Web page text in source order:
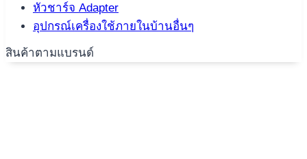
หัวชาร์จ Adapter
อุปกรณ์เครื่องใช้ภายในบ้านอื่นๆ
สินค้าตามแบรนด์